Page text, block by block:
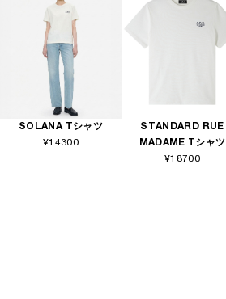
SOLANA Tシャツ
¥14300
STANDARD RUE
MADAME Tシャツ
¥18700